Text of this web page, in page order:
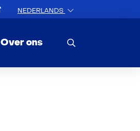
NEDERLANDS
Over ons